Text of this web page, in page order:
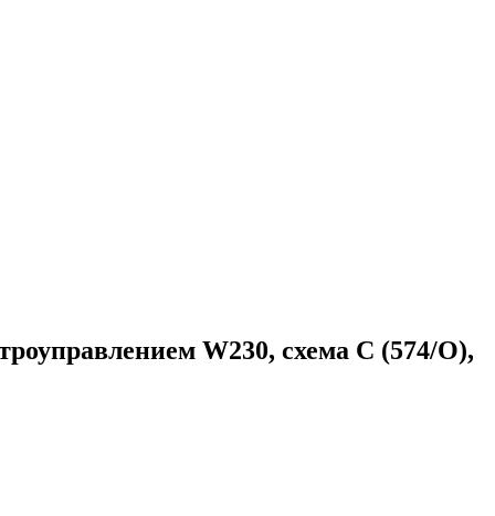
W230, схема C (574/О),